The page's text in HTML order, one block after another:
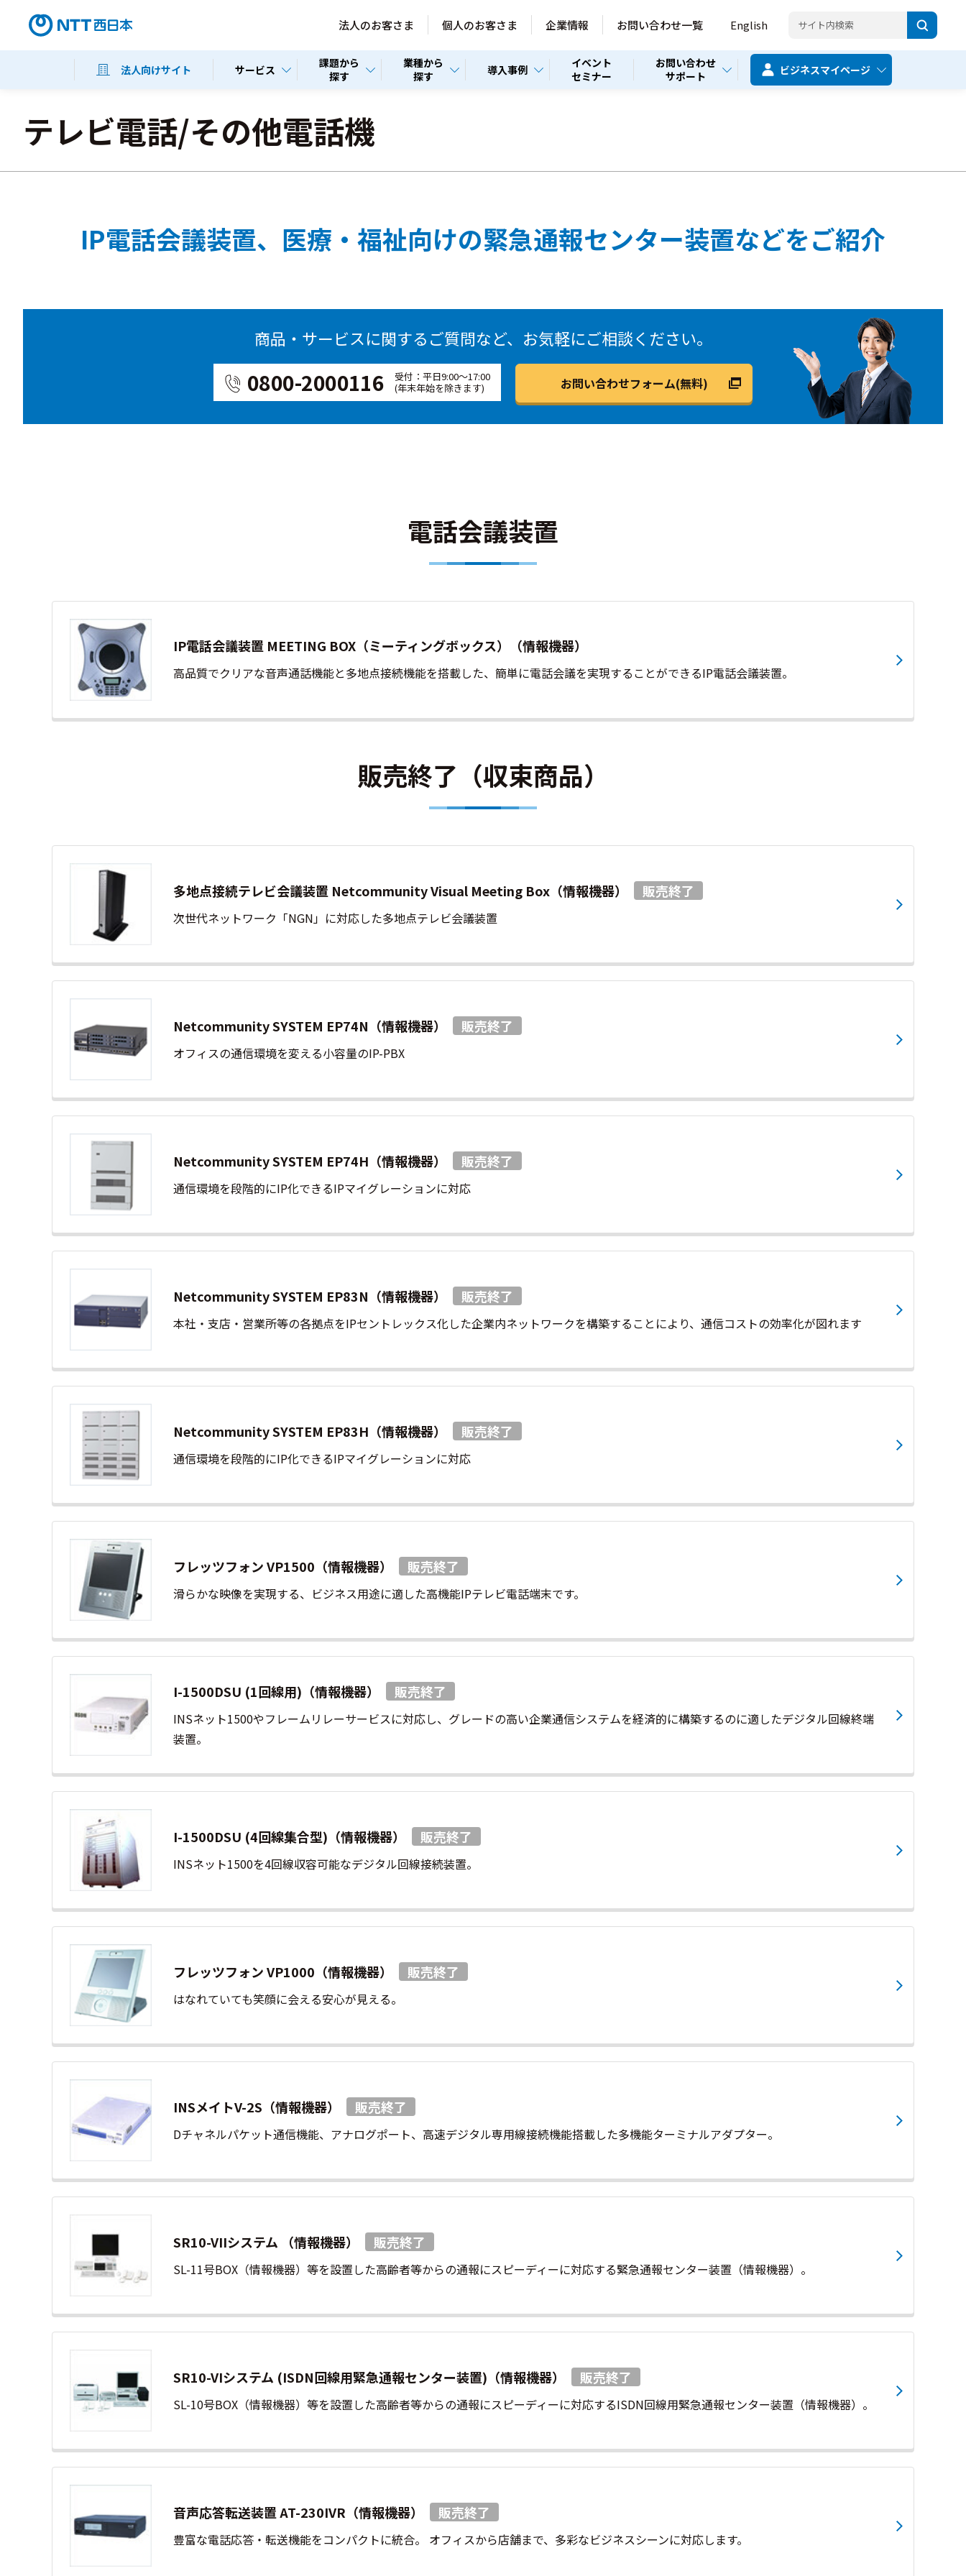
法人のお客さま 個人のお客さま 企業情報 お問い合わせ一覧 English
法人向けサイト サービス
課題から
探す
業種から
探す
導入事例
イベント
セミナー
お問い合わせ
サポート
ビジネスマイページ
テレビ電話/その他電話機
IP電話会議装置、医療・福祉向けの緊急通報センター装置などをご紹介
商品・サービスに関するご質問など、 お気軽にご相談ください。
お問い合わせフォーム(無料)
0800-2000116
受付：平日9:00～17:00
(年末年始を除きます)
電話会議装置
IP電話会議装置 MEETING BOX（ミーティングボックス）（情報機器）
高品質でクリアな音声通話機能と多地点接続機能を搭載した、簡単に電話会議を実現することができるIP電話会議装置。
販売終了（収束商品）
多地点接続テレビ会議装置 Netcommunity Visual Meeting Box（情報機器）
次世代ネットワーク「NGN」に対応した多地点テレビ会議装置
Netcommunity SYSTEM EP74N（情報機器）
オフィスの通信環境を変える小容量のIP-PBX
Netcommunity SYSTEM EP74H（情報機器）
通信環境を段階的にIP化できるIPマイグレーションに対応
Netcommunity SYSTEM EP83N（情報機器）
本社・支店・営業所等の各拠点をIPセントレックス化した企業内ネットワークを構築することにより、通信コストの効率化が図れます
Netcommunity SYSTEM EP83H（情報機器）
通信環境を段階的にIP化できるIPマイグレーションに対応
フレッツフォン VP1500（情報機器）
滑らかな映像を実現する、ビジネス用途に適した高機能IPテレビ電話端末です。
I-1500DSU (1回線用)（情報機器）
INSネット1500やフレームリレーサービスに対応し、グレードの高い企業通信システムを経済的に構築するのに適したデジタル回線終端
装置。
I-1500DSU (4回線集合型)（情報機器）
INSネット1500を4回線収容可能なデジタル回線接続装置。
フレッツフォン VP1000（情報機器）
はなれていても笑顔に会える安心が見える。
INSメイトV-2S（情報機器）
Dチャネルパケット通信機能、アナログポート、高速デジタル専用線接続機能搭載した多機能ターミナルアダプター。
SR10-VIIシステム （情報機器）
SL-11号BOX（情報機器）等を設置した高齢者等からの通報にスピーディーに対応する緊急通報センター装置（情報機器）。
SR10-VIシステム (ISDN回線用緊急通報センター装置)（情報機器）
SL-10号BOX（情報機器）等を設置した高齢者等からの通報にスピーディーに対応するISDN回線用緊急通報センター装置（情報機器）。
音声応答転送装置 AT-230IVR（情報機器）
豊富な電話応答・転送機能をコンパクトに統合。 オフィスから店舗まで、多彩なビジネスシーンに対応します。